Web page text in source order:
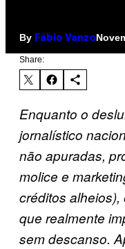
By Fábio Vanzo
Share:
Enquanto o
jornalístico
não apuradas,
molice e
créditos
que realmente
sem descanso.